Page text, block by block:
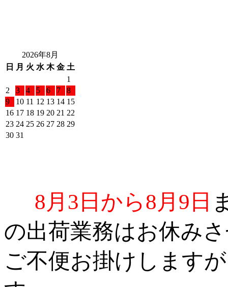
2026年8月
日
月 火 水 木 金 土
1
2
3 4 5 6 7
8
9
10 11 12 13 14 15
16 17 18 19 20 21 22
23 24 25 26 27 28 29
30 31
8月3日から8月9日
の出荷業務はお休み
ご不便お掛けします